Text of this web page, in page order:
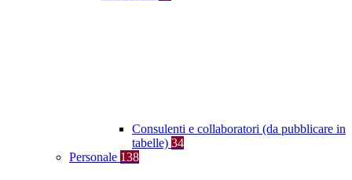
Consulenti e collaboratori (da pubblicare in
tabelle) 34
Personale 138